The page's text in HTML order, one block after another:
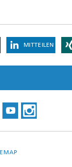
MITTEILEN